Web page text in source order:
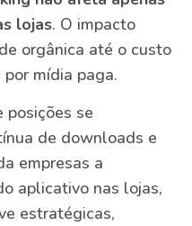
lojas. O impacto
orgânica até o custo
mídia paga.
posições se
de downloads e
empresas a
aplicativo nas lojas,
estratégicas,